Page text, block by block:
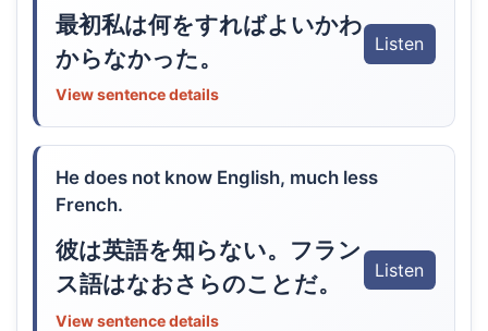
最初私は何をすればよいかわ
からなかった。
Listen
View sentence details
He does not know English, much less
French.
彼は英語を知らない。フラン
ス語はなおさらのことだ。
Listen
View sentence details